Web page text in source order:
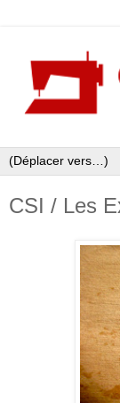
CSI / Les